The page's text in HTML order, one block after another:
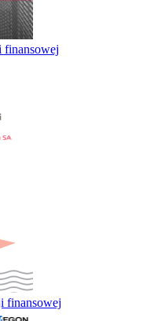
finansowej
finansowej